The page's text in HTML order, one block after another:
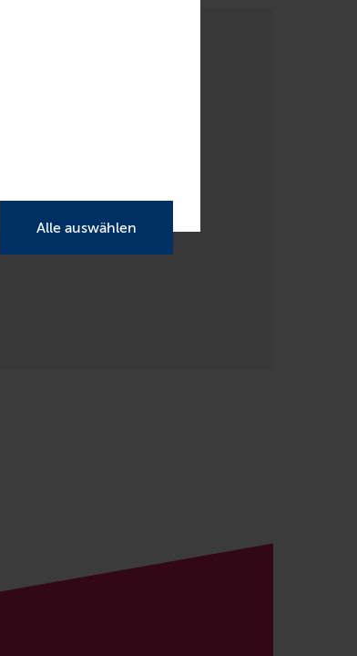
Alle auswählen